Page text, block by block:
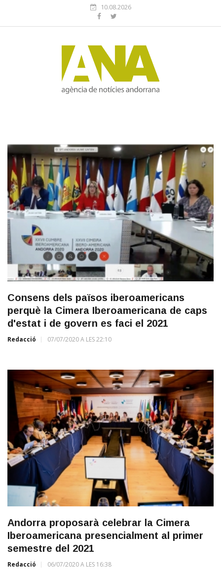
10.08.2026
Consens dels països iberoamericans
perquè la Cimera Iberoamericana de caps
d'estat i de govern es faci el 2021
Redacció 07/07/2020 A LES 22:10
Andorra proposarà celebrar la Cimera
Iberoamericana presencialment al primer
semestre del 2021
Redacció 06/07/2020 A LES 16:38